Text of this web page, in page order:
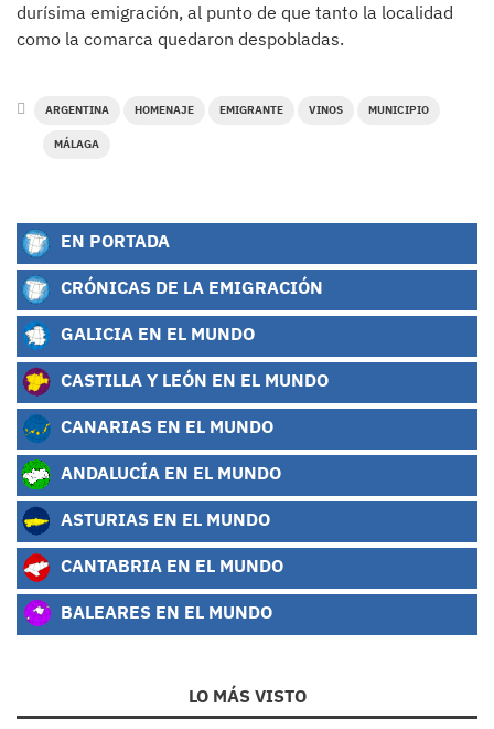
durísima emigración, al punto de que tanto la localidad
como la comarca quedaron despobladas.
ARGENTINA HOMENAJE EMIGRANTE VINOS MUNICIPIO
MÁLAGA
EN PORTADA
CRÓNICAS DE LA EMIGRACIÓN
GALICIA EN EL MUNDO
CASTILLA Y LEÓN EN EL MUNDO
CANARIAS EN EL MUNDO
ANDALUCÍA EN EL MUNDO
ASTURIAS EN EL MUNDO
CANTABRIA EN EL MUNDO
BALEARES EN EL MUNDO
LO MÁS VISTO